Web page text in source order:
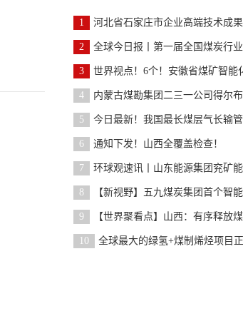
1 河北省石家庄市企业高端技术成果为国家
2 全球今日报丨第一届全国煤炭行业矿山AI
3 世界视点！6个！安徽省煤矿智能化建设
4 内蒙古煤勘集团二三一公司得尔布煤田东
5 今日最新！我国最长煤层气长输管道神安
6 通知下发！山西全覆盖检查！
7 环球观速讯丨山东能源集团兖矿能源济三
8 【新视野】五九煤炭集团首个智能化采煤
9 【世界聚看点】山西：有序释放
10 全球最大的绿氢+煤制烯烃项目